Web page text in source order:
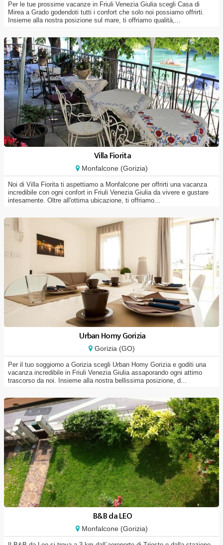
Per le tue prossime vacanze in Friuli Venezia Giulia scegli Casa di
Mirea a Grado godendoti tutti i confort che solo noi possiamo offrirti.
Insieme alla nostra posizione sul mare, ti offriamo qualità,...
Villa Fiorita
Monfalcone (Gorizia)
Noi di Villa Fiorita ti aspettiamo a Monfalcone per offrirti una vacanza
incredibile con ogni confort in Friuli Venezia Giulia da vivere e gustare
intesamente. Oltre all'ottima ubicazione, ti offriamo...
Urban Homy Gorizia
Gorizia (GO)
Per il tuo soggiorno a Gorizia scegli Urban Homy Gorizia e goditi una
vacanza incredibile in Friuli Venezia Giulia assaporando ogni attimo
trascorso da noi. Insieme alla nostra bellissima posizione, d...
B&B da LEO
Monfalcone (Gorizia)